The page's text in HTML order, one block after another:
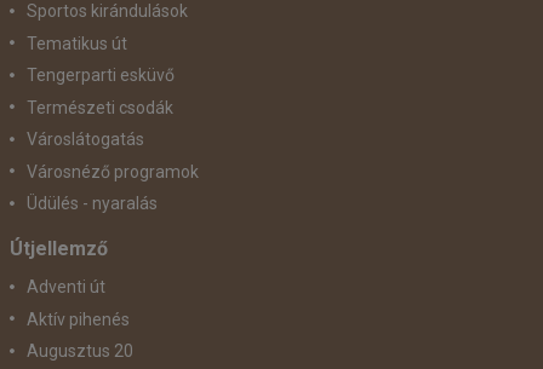
Sportos kirándulások
Tematikus út
Tengerparti esküvő
Természeti csodák
Városlátogatás
Városnéző programok
Üdülés - nyaralás
Útjellemző
Adventi út
Aktív pihenés
Augusztus 20